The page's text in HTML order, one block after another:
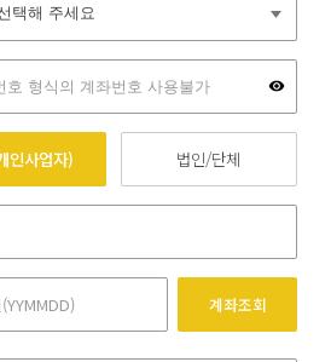
인사업자) 법인/단체
계좌조회